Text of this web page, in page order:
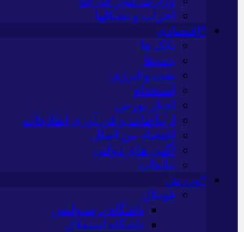
احزاب و تشکلها
*اقتصادی
بانک ها
بیمه‌ها
نفت و انرژی
استخدام
اخبار بورس
ارتباطات و فن آوری اطلاعات
اقتصاد بین الملل
آگهی های دولتی
تبلیغات
*ورزش
فوتبال
باشگاه پرسپولیس
باشگاه استقلال